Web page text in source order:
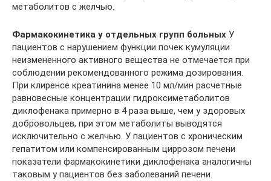
метаболитов с желчью.
Фармакокинетика у отдельных групп больных У
пациентов с нарушением функции почек кумуляции
неизмененного активного вещества не отмечается при
соблюдении рекомендованного режима дозирования.
При клиренсе креатинина менее 10 мл/мин расчетные
равновесные концентрации гидроксиметаболитов
диклофенака примерно в 4 раза выше, чем у здоровых
добровольцев, при этом метаболиты выводятся
исключительно с желчью. У пациентов с хроническим
гепатитом или компенсированным циррозом печени
показатели фармакокинетики диклофенака аналогичны
таковым у пациентов без заболеваний печени.